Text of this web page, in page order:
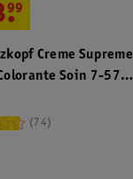
Creme Supreme
Soin 7-57
Cuivré
.
99
74